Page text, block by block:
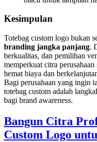
Kesimpulan
Totebag custom logo bukan
branding jangka panjang.
berkualitas, dan pemilihan
memperkuat citra
hemat biaya dan
Bagi perusahaan yang ingin
totebag custom adalah
bagi brand awareness.
Bangun Citra
Custom Logo